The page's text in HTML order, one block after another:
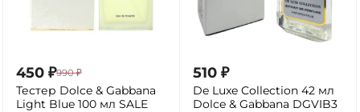
450 ₽990 ₽
Тестер Dolce & Gabbana
Light Blue 100 мл SALE
510 ₽
De Luxe Collection 42 мл
Dolce & Gabbana DGVIB3